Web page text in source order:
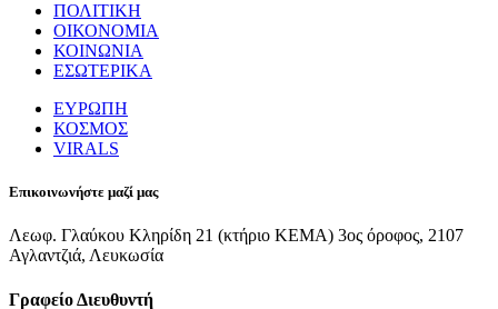
ΠΟΛΙΤΙΚΗ
ΟΙΚΟΝΟΜΙΑ
ΚΟΙΝΩΝΙΑ
ΕΣΩΤΕΡΙΚΑ
ΕΥΡΩΠΗ
ΚΟΣΜΟΣ
VIRALS
Επικοινωνήστε μαζί μας
Λεωφ. Γλαύκου Κληρίδη 21 (κτήριο ΚΕΜΑ) 3ος όροφος, 2107
Αγλαντζιά, Λευκωσία
Γραφείο Διευθυντή